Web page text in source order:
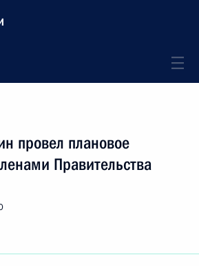
провел плановое
Правительства